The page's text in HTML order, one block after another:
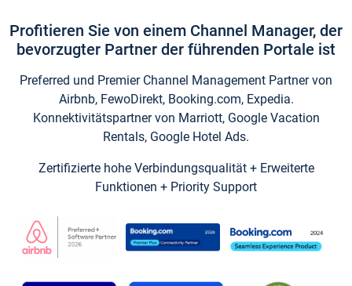
Profitieren Sie von einem Channel Manager, der
bevorzugter Partner der führenden Portale ist
Preferred und Premier Channel Management Partner von
Airbnb, FewoDirekt, Booking.com, Expedia.
Konnektivitätspartner von Marriott, Google Vacation
Rentals, Google Hotel Ads.
Zertifizierte hohe Verbindungsqualität + Erweiterte
Funktionen + Priority Support